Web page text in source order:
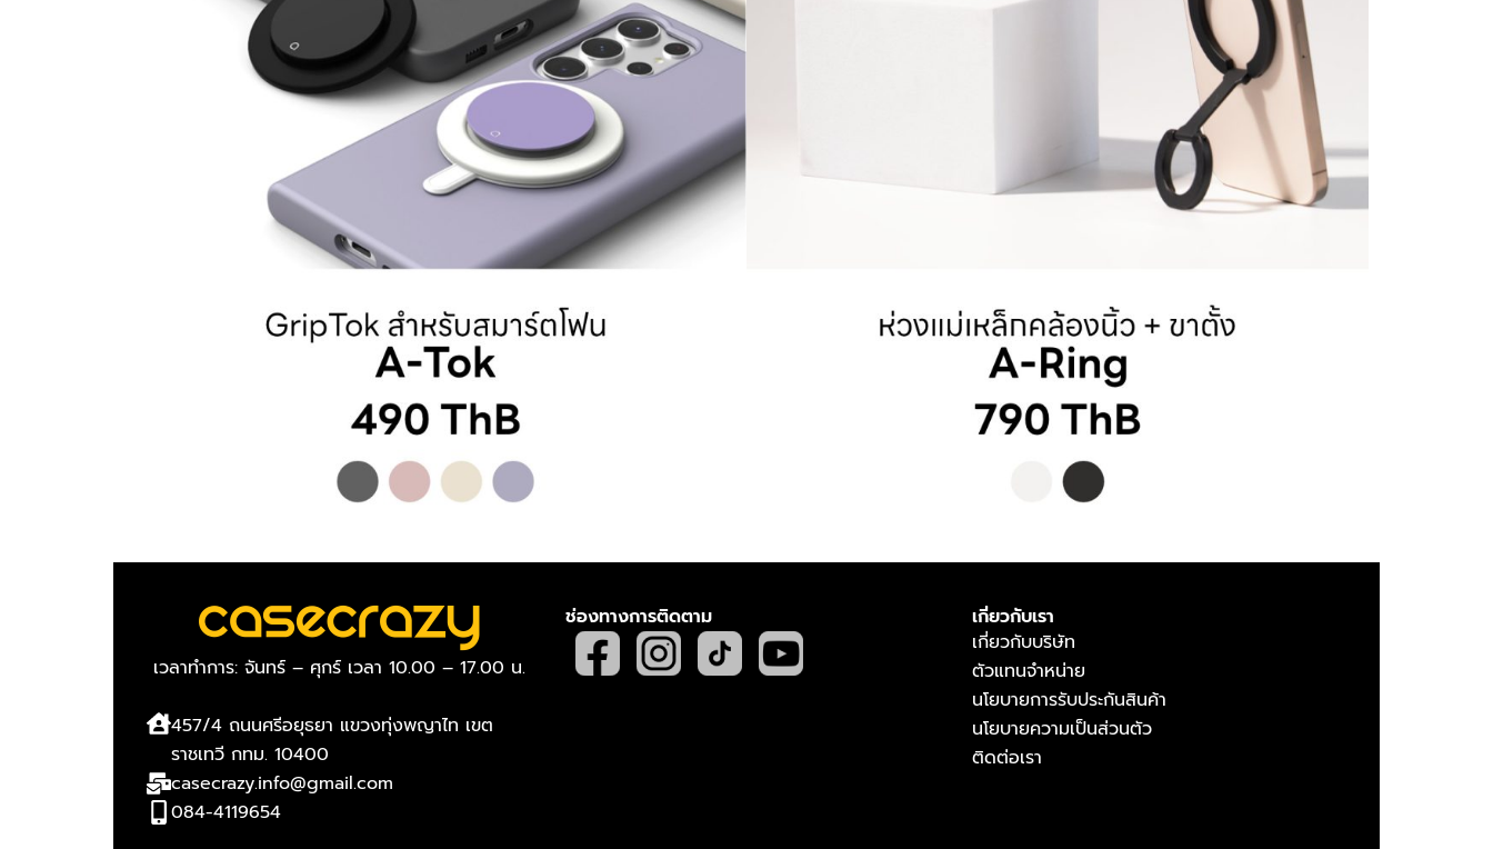
เวลาทำการ: จันทร์ – ศุกร์ เวลา 10.00 – 17.00 น.
457/4 ถนนศรีอยุธยา แขวงทุ่งพญาไท เขต
ราชเทวี กทม. 10400
casecrazy.info@gmail.com
084-4119654
ช่องทางการติดตาม
เกี่ยวกับเรา
เกี่ยวกับบริษัท
ตัวแทนจำหน่าย
นโยบายการรับประกันสินค้า
นโยบายความเป็นส่วนตัว
ติดต่อเรา